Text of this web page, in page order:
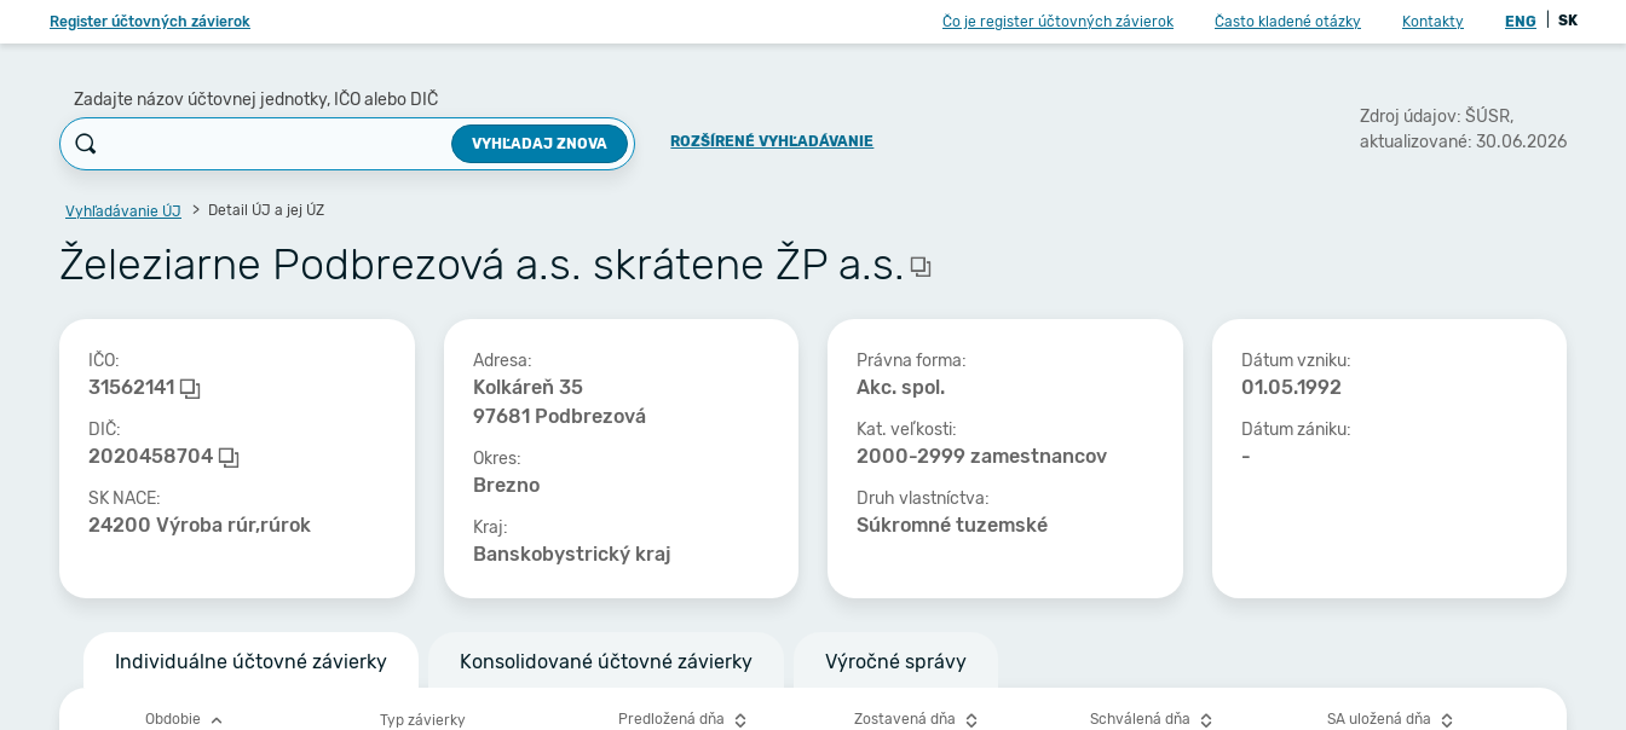
Register účtovných závierok Čo je register účtovných závierok Často kladené otázky Kontakty ENG SK
Zadajte názov účtovnej jednotky, IČO alebo DIČ
VYHĽADAJ ZNOVA ROZŠÍRENÉ VYHĽADÁVANIE
Zdroj údajov: ŠÚSR,
aktualizované: 30.06.2026
Vyhľadávanie ÚJ Detail ÚJ a jej ÚZ
Železiarne Podbrezová a.s. skrátene ŽP a.s.
IČO:
31562141
DIČ:
2020458704
SK NACE:
24200 Výroba rúr,rúrok
Adresa:
Kolkáreň 35
97681 Podbrezová
Okres:
Brezno
Kraj:
Banskobystrický kraj
Právna forma:
Akc. spol.
Kat. veľkosti:
2000-2999 zamestnancov
Druh vlastníctva:
Súkromné tuzemské
Dátum vzniku:
01.05.1992
Dátum zániku:
-
Individuálne účtovné závierky Konsolidované účtovné závierky Výročné správy
Obdobie Typ závierky Predložená dňa Zostavená dňa Schválená dňa SA uložená dňa